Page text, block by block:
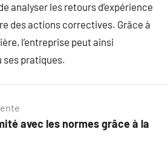
analyser les retours d’expérience
des actions correctives. Grâce à
l’entreprise peut ainsi
ses pratiques.
avec les normes grâce à la